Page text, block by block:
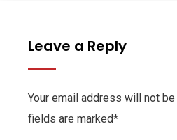
Leave a Reply
Your email address will not
fields are marked*